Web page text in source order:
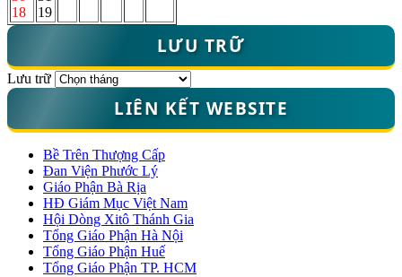
18
19
LƯU TRỮ
Lưu trữ
LIÊN KẾT WEBSITE
Bề Trên Thượng Cấp
Đan Viện Phước Lý
Giáo Phận Bà Rịa
HĐ Giám Mục Việt Nam
Hội Dòng Xitô Thánh Gia
Tổng Giáo Phận Hà Nội
Tổng Giáo Phận Huế
Tổng Giáo Phận TP. HCM